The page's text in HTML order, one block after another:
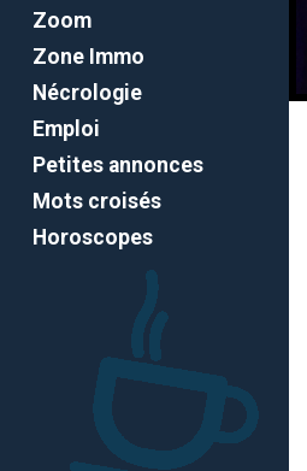
Zoom
Zone Immo
Nécrologie
Emploi
Petites annonces
Mots croisés
Horoscopes